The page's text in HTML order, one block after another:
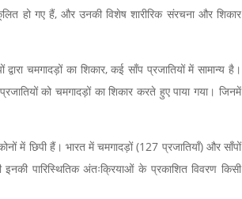
हो गए हैं, और उनकी विशेष शारीरिक संरचना और शिकार
चमगादड़ों का शिकार, कई साँप प्रजातियों में सामान्य है।
को चमगादड़ों का शिकार करते हुए पाया गया। जिनमें
में छिपी हैं। भारत में चमगादड़ों (127 प्रजातियाँ) और साँपों
पारिस्थितिक अंतःक्रियाओं के प्रकाशित विवरण किसी